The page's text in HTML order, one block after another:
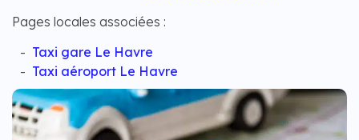
Pages locales associées :
Taxi gare Le Havre
Taxi aéroport Le Havre